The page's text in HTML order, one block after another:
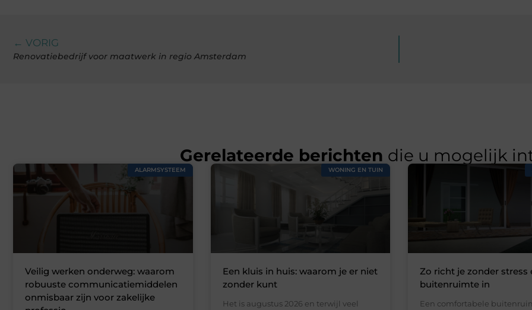
← VORIG
Renovatiebedrijf voor maatwerk in regio Amsterdam
Gerelateerde berichten die u mogelijk
ALARMSYSTEEM
Veilig werken onderweg: waarom
robuuste communicatiemiddelen
onmisbaar zijn voor zakelijke
WONING EN TUIN
Een kluis in huis: waarom je er niet
zonder kunt
Het is augustus 2026 en terwijl veel
Zo richt je zonder stress
buitenruimte in
Een comfortabele